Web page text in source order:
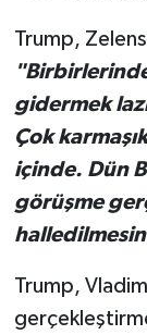
Trump,
gidermek
Çok
içinde. Dün
görüşme
Trump,